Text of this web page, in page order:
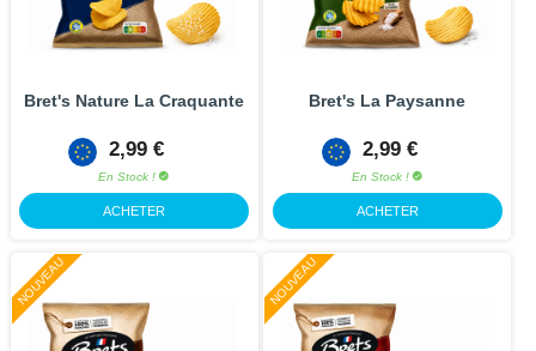
Bret's Nature La Craquante
2,99 €
En Stock !
ACHETER
Bret's La Paysanne
2,99 €
En Stock !
ACHETER
NOUVEAU NOUVEAU